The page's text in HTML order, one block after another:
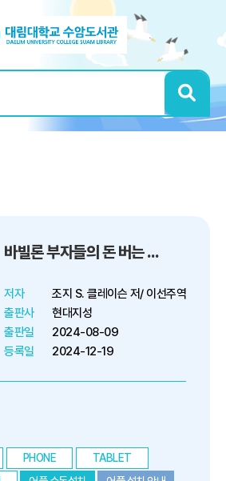
바빌론 부자들의 돈 버는 지혜
저자
조지 S. 클레이슨 저/ 이선주역
출판사
현대지성
출판일
2024-08-09
등록일
2024-12-19
PHONE
TABLET